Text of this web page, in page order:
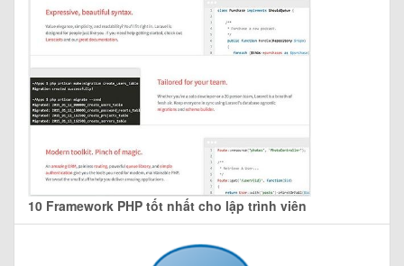
10 Framework PHP tốt nhất cho lập trình viên